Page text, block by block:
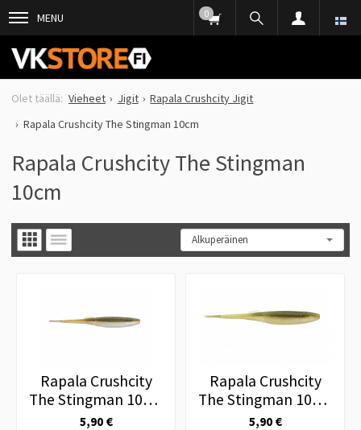
MENU 0
Vieheet Jigit
Rapala Crushcity Jigit
Rapala Crushcity The Stingman 10cm
Rapala Crushcity The Stingman
10cm
Rapala Crushcity
The Stingman 10cm
4" Arkansas Shiner
5,90 €
Rapala Crushcity
The Stingman 10cm
4" Ayu
5,90 €